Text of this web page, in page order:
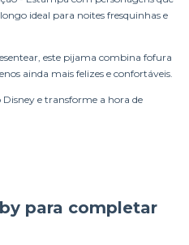
ideal para noites fresquinhas e
este pijama combina fofura
ainda mais felizes e confortáveis.
e transforme a hora de
para completar